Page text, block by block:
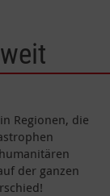
Regionen, die
der ganzen